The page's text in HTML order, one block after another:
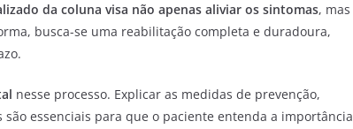
da coluna visa não apenas aliviar os sintomas, mas
busca-se uma reabilitação completa e duradoura,
nesse processo. Explicar as medidas de prevenção,
essenciais para que o paciente entenda a importância